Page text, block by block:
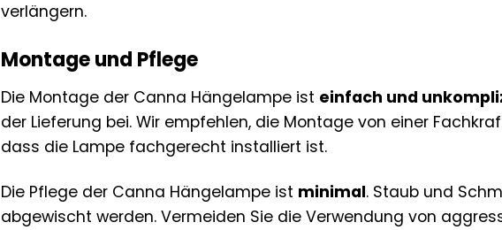
verlängern.
Montage und Pflege
Die Montage der Canna Hängelampe ist einfach und
der Lieferung bei. Wir empfehlen, die Montage von einer
dass die Lampe fachgerecht installiert ist.
Die Pflege der Canna Hängelampe ist minimal. Staub und
abgewischt werden. Vermeiden Sie die Verwendung von